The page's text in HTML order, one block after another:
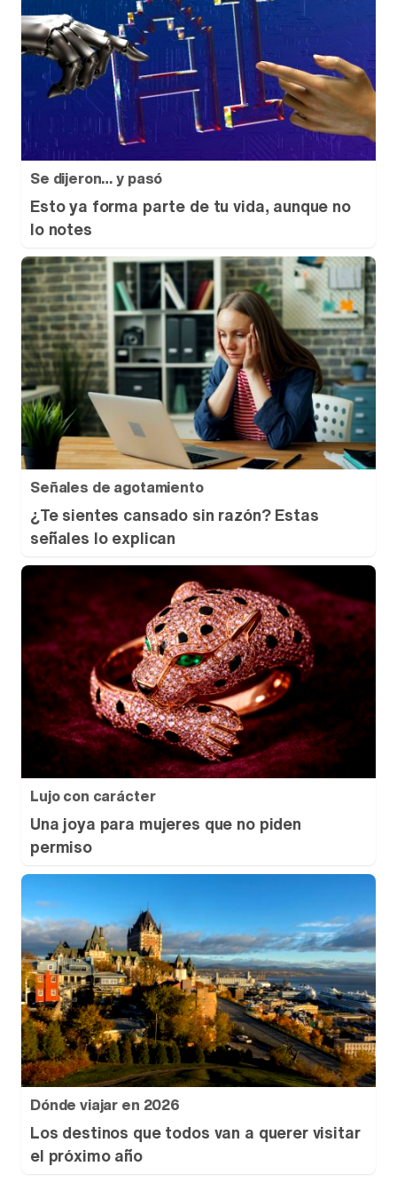
Se dijeron… y pasó
Esto ya forma parte de tu vida, aunque no
lo notes
Señales de agotamiento
¿Te sientes cansado sin razón? Estas
señales lo explican
Lujo con carácter
Una joya para mujeres que no piden
permiso
Dónde viajar en 2026
Los destinos que todos van a querer visitar
el próximo año